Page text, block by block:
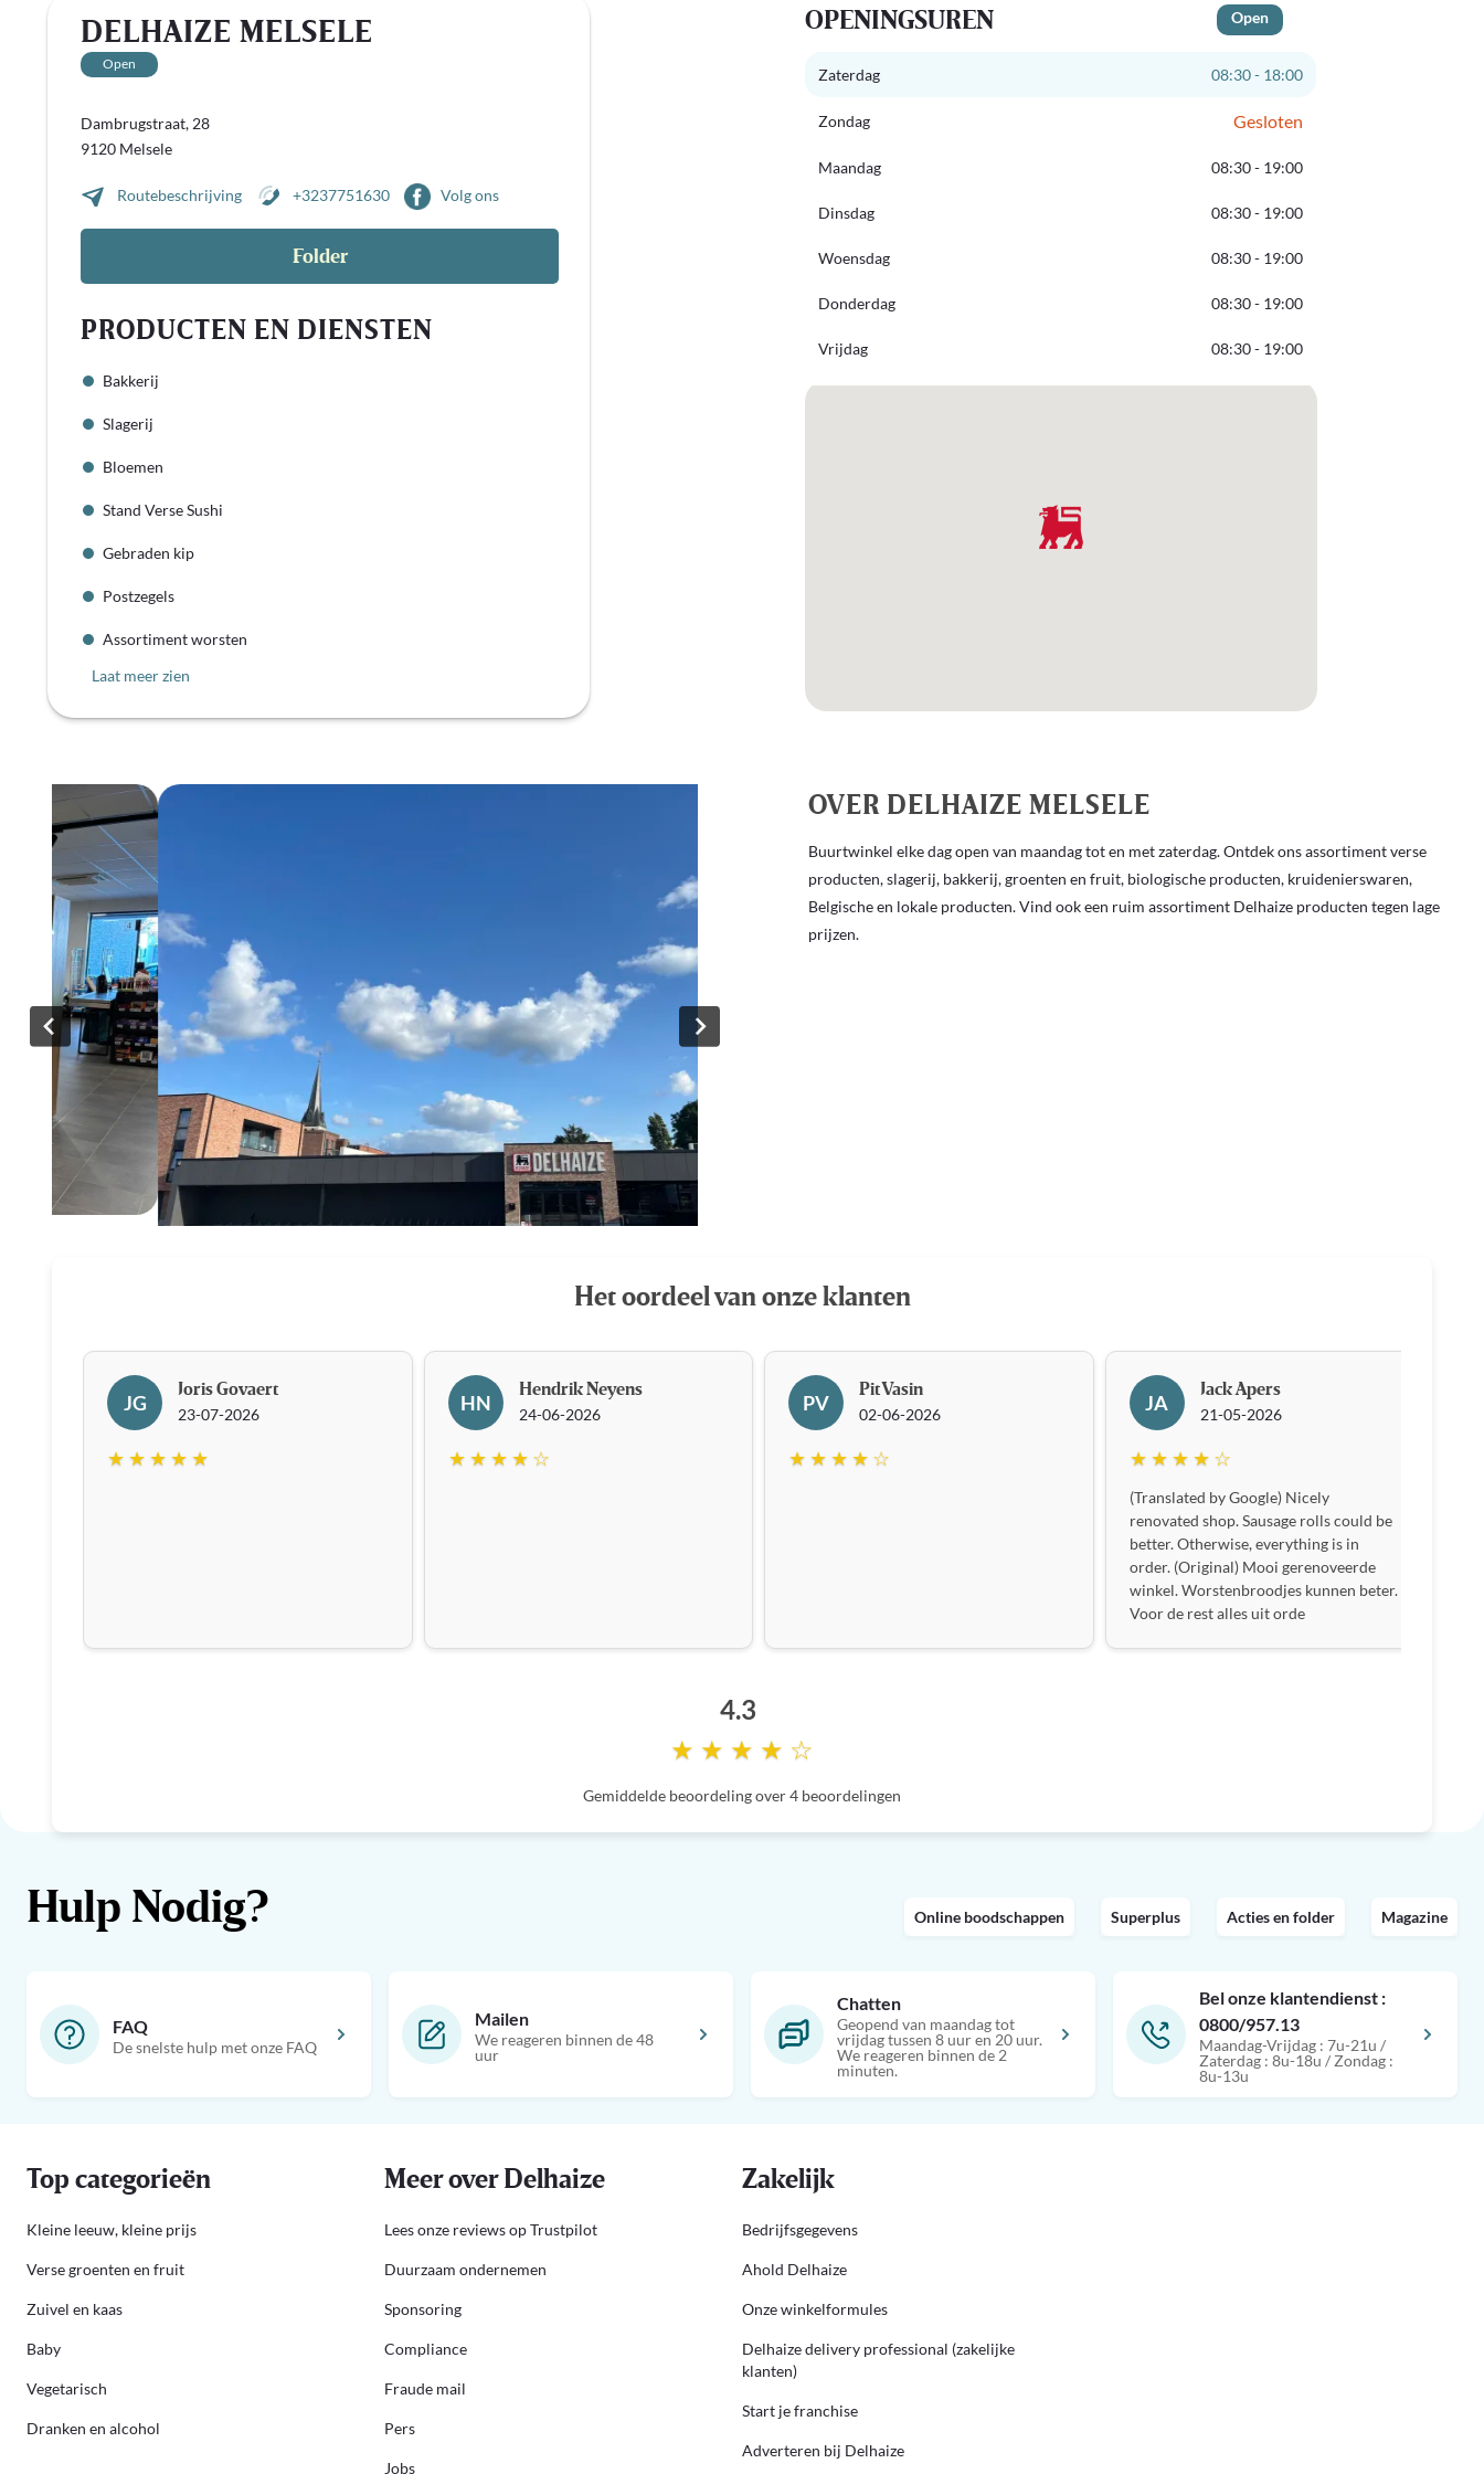
DELHAIZE MELSELE
Open
Dambrugstraat, 28
9120 Melsele
Routebeschrijving +3237751630 Volg ons
Folder
PRODUCTEN EN DIENSTEN
Bakkerij
Slagerij
Bloemen
Stand Verse Sushi
Gebraden kip
Postzegels
Assortiment worsten
Laat meer zien
OPENINGSUREN Open
Zaterdag 08:30 - 18:00
Zondag Gesloten
Maandag 08:30 - 19:00
Dinsdag 08:30 - 19:00
Woensdag 08:30 - 19:00
Donderdag 08:30 - 19:00
Vrijdag 08:30 - 19:00
OVER DELHAIZE MELSELE
Buurtwinkel elke dag open van maandag tot en met zaterdag. Ontdek ons ​​assortiment verse
producten, slagerij, bakkerij, groenten en fruit, biologische producten, kruidenierswaren,
Belgische en lokale producten. Vind ook een ruim assortiment Delhaize producten tegen lage
prijzen.
Het oordeel van onze klanten
JG
Joris Govaert
23-07-2026
★ ★ ★ ★ ★
HN
Hendrik Neyens
24-06-2026
★ ★ ★ ★ ☆
PV
Pit Vasin
02-06-2026
★ ★ ★ ★ ☆
JA
Jack Apers
21-05-2026
★ ★ ★ ★ ☆
(Translated by Google) Nicely
renovated shop. Sausage rolls could be
better. Otherwise, everything is in
order. (Original) Mooi gerenoveerde
winkel. Worstenbroodjes kunnen beter.
Voor de rest alles uit orde
4.3
★ ★ ★ ★ ☆
Gemiddelde beoordeling over 4 beoordelingen
Hulp Nodig? Online boodschappen Superplus Acties en folder Magazine
FAQ
De snelste hulp met onze FAQ
Mailen
We reageren binnen de 48
uur
Chatten
Geopend van maandag tot
vrijdag tussen 8 uur en 20 uur.
We reageren binnen de 2
minuten.
Bel onze klantendienst :
0800/957.13
Maandag-Vrijdag : 7u-21u /
Zaterdag : 8u-18u / Zondag :
8u-13u
Top categorieën
Kleine leeuw, kleine prijs
Verse groenten en fruit
Zuivel en kaas
Baby
Vegetarisch
Dranken en alcohol
Meer over Delhaize
Lees onze reviews op Trustpilot
Duurzaam ondernemen
Sponsoring
Compliance
Fraude mail
Pers
Jobs
Zakelijk
Bedrijfsgegevens
Ahold Delhaize
Onze winkelformules
Delhaize delivery professional (zakelijke
klanten)
Start je franchise
Adverteren bij Delhaize